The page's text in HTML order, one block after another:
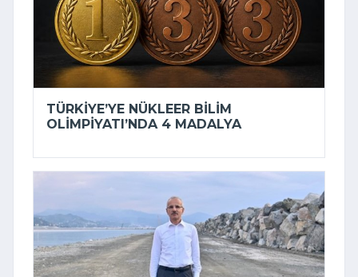
TÜRKIYE’YE NÜKLEER BILIM
OLIMPIYATI’NDA 4 MADALYA